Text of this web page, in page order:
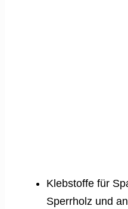
Klebstoffe für
Sperrholz und